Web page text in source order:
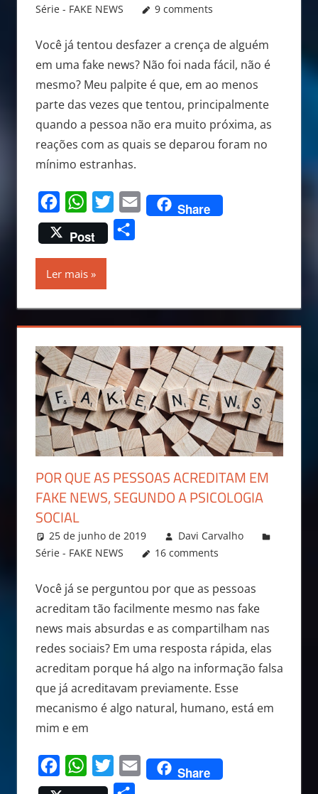
Série - FAKE NEWS
9 comments
Você já tentou desfazer a crença de alguém
em uma fake news? Não foi nada fácil, não é
mesmo? Meu palpite é que, em ao menos
parte das vezes que tentou, principalmente
quando a pessoa não era muito próxima, as
reações com as quais se deparou foram no
mínimo estranhas.
FacebookWhatsApp
TwitterEmail Share
Post
Ler mais
POR QUE AS PESSOAS ACREDITAM EM
FAKE NEWS, SEGUNDO A PSICOLOGIA
SOCIAL
25 de junho de 2019
Davi Carvalho
Série - FAKE NEWS
16 comments
Você já se perguntou por que as pessoas
acreditam tão facilmente mesmo nas fake
news mais absurdas e as compartilham nas
redes sociais? Em uma resposta rápida, elas
acreditam porque há algo na informação falsa
que já acreditavam previamente. Esse
mecanismo é algo natural, humano, está em
mim e em
FacebookWhatsApp
TwitterEmail Share